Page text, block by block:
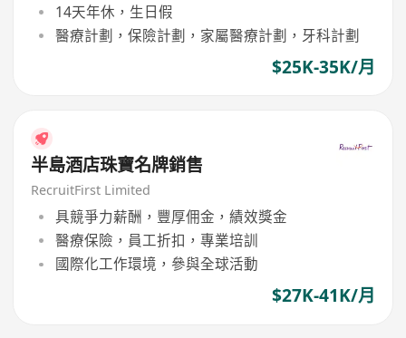
14天年休，生日假
醫療計劃，保險計劃，家屬醫療計劃，牙科計劃
$25K-35K/月
半島酒店珠寶名牌銷售
RecruitFirst Limited
具競爭力薪酬，豐厚佣金，績效獎金
醫療保險，員工折扣，專業培訓
國際化工作環境，參與全球活動
$27K-41K/月